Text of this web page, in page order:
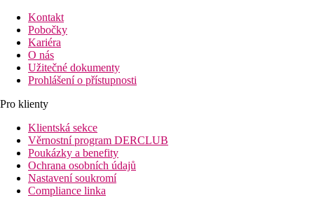
Kontakt
Pobočky
Kariéra
O nás
Užitečné dokumenty
Prohlášení o přístupnosti
Pro klienty
Klientská sekce
Věrnostní program DERCLUB
Poukázky a benefity
Ochrana osobních údajů
Nastavení soukromí
Compliance linka